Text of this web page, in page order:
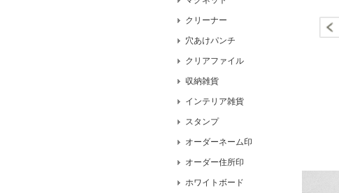
クリーナー
穴あけパンチ
クリアファイル
収納雑貨
インテリア雑貨
スタンプ
オーダーネーム印
オーダー住所印
ホワイトボード